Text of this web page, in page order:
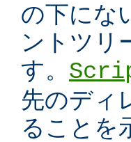
の下にな
ントツリ
す。
先のディ
ることを